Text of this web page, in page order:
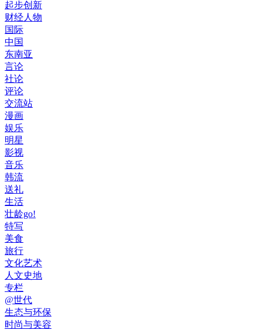
起步创新
财经人物
国际
中国
东南亚
言论
社论
评论
交流站
漫画
娱乐
明星
影视
音乐
韩流
送礼
生活
壮龄go!
特写
美食
旅行
文化艺术
人文史地
专栏
@世代
生态与环保
时尚与美容